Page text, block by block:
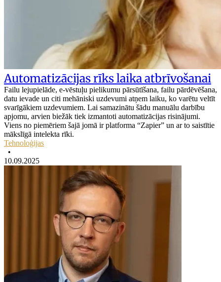
Automatizācijas rīks laika atbrīvošanai
Failu lejupielāde, e-vēstuļu pielikumu pārsūtīšana, failu pārdēvēšana,
datu ievade un citi mehāniski uzdevumi atņem laiku, ko varētu veltīt
svarīgākiem uzdevumiem. Lai samazinātu šādu manuālu darbību
apjomu, arvien biežāk tiek izmantoti automatizācijas risinājumi.
Viens no piemēriem šajā jomā ir platforma “Zapier” un ar to saistītie
mākslīgā intelekta rīki.
Tehnoloģijas
•
10.09.2025